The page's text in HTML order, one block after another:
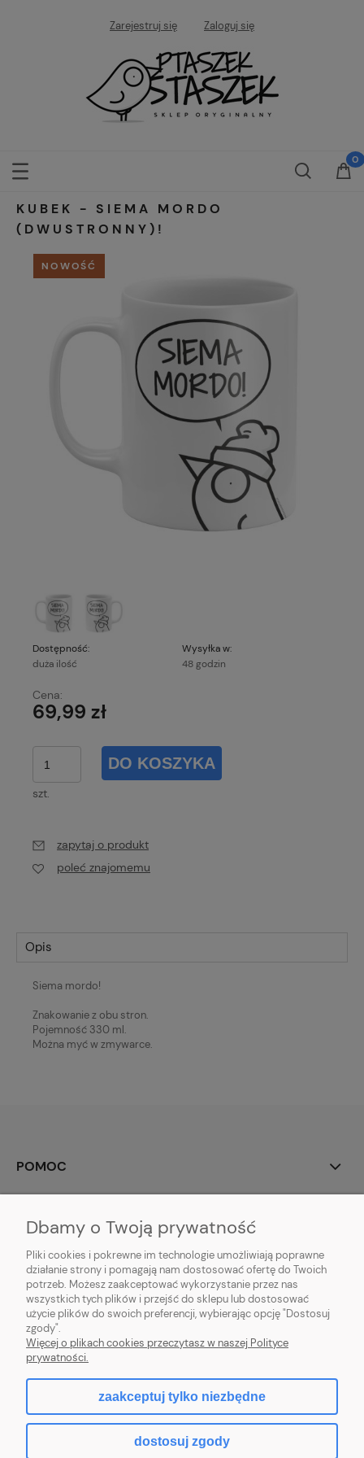
Zarejestruj się Zaloguj się
KUBEK - SIEMA MORDO
(DWUSTRONNY)!
NOWOŚĆ
Dostępność:
duża ilość
Wysyłka w:
48 godzin
Cena:
69,99 zł
szt.
DO KOSZYKA
zapytaj o produkt
poleć znajomemu
Opis
Siema mordo!
Znakowanie z obu stron.
Pojemność 330 ml.
Można myć w zmywarce.
POMOC
INFORMACJE
O NAS
Dbamy o Twoją prywatność
Pliki cookies i pokrewne im technologie umożliwiają poprawne
działanie strony i pomagają nam dostosować ofertę do Twoich
potrzeb. Możesz zaakceptować wykorzystanie przez nas
wszystkich tych plików i przejść do sklepu lub dostosować
użycie plików do swoich preferencji, wybierając opcję "Dostosuj
zgody".
Więcej o plikach cookies przeczytasz w naszej Polityce
prywatności.
zaakceptuj tylko niezbędne
dostosuj zgody